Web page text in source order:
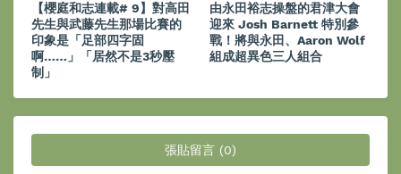
【櫻庭和志連載# 9】對高田
先生與武藤先生那場比賽的
印象是「足部四字固
啊……」「居然不是3秒壓
制」
由永田裕志操盤的君津大會
迎來 Josh Barnett 特別參
戰！將與永田、Aaron Wolf
組成超異色三人組合
張貼留言 (0)